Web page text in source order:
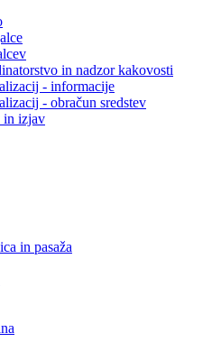
in nadzor kakovosti
- informacije
- obračun sredstev
in izjav
in pasaža